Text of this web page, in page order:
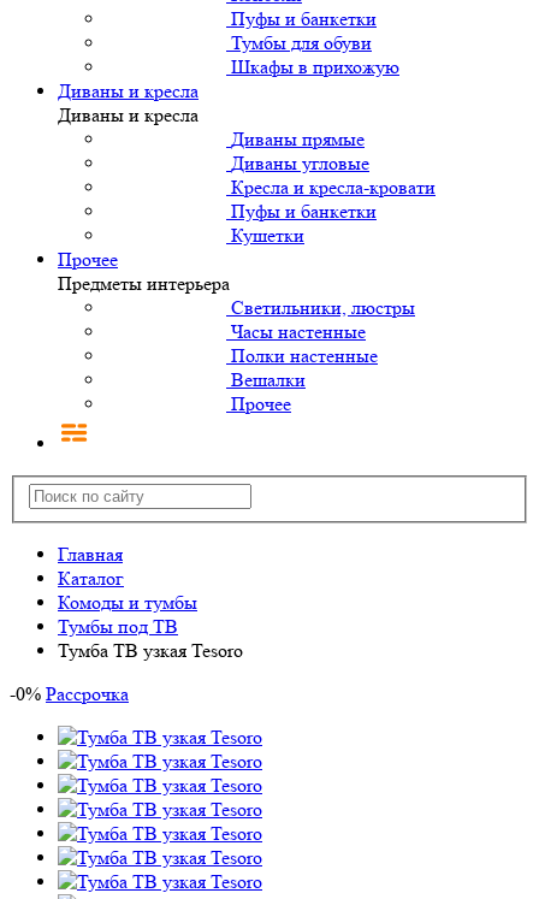
Пуфы и банкетки
Тумбы для обуви
Шкафы в прихожую
Диваны и кресла
Диваны и кресла
Диваны прямые
Диваны угловые
Кресла и кресла-кровати
Пуфы и банкетки
Кушетки
Прочее
Предметы интерьера
Светильники, люстры
Часы настенные
Полки настенные
Вешалки
Прочее
Главная
Каталог
Комоды и тумбы
Тумбы под ТВ
Тумба ТВ узкая Tesoro
-0% Рассрочка